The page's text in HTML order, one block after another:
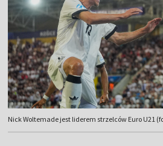
Nick Woltemade jest liderem strzelców Euro U21